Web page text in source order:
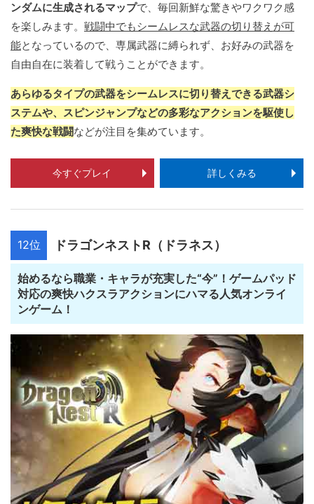
ンダムに生成されるマップで、毎回新鮮な驚きやワクワク感
を楽しみます。 戦闘中でもシームレスな武器の切り替えが可
能となっているので、専属武器に縛られず、お好みの武器を
自由自在に装着して戦うことができます。
あらゆるタイプの武器をシームレスに切り替えできる武器シ
ステムや、スピンジャンプなどの多彩なアクションを駆使し
た爽快な戦闘などが注目を集めています。
今すぐプレイ 詳しくみる
12位 ドラゴンネストR（ドラネス）
始めるなら職業・キャラが充実した“今”！ゲームパッド
対応の爽快ハクスラアクションにハマる人気オンライ
ンゲーム！